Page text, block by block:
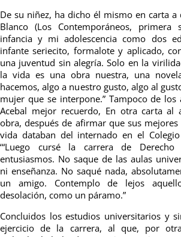
De su niñez, ha dicho él mismo en carta a
Blanco (Los Contemporáneos, primera
infancia y mi adolescencia como dos
infante seriecito, formalote y aplicado,
una juventud sin alegría. Solo en la
la vida es una obra nuestra, una
hacemos, algo a nuestro gusto, algo al
mujer que se interpone.” Tampoco de los
Acebal mejor recuerdo, En otra carta al
obra, después de afirmar que sus
vida databan del internado en el
‘“Luego cursé la carrera de
entusiasmos. No saque de las aulas
ni enseñanza. No saqué nada,
un amigo. Contemplo de lejos
desolación, como un páramo.”
Concluidos los estudios universitarios y
ejercicio de la carrera, al que, por